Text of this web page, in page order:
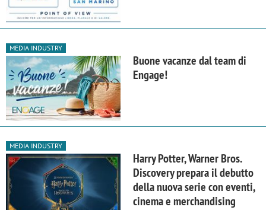
MEDIA INDUSTRY
Buone vacanze dal team di
Engage!
MEDIA INDUSTRY
Harry Potter, Warner Bros.
Discovery prepara il debutto
della nuova serie con eventi,
cinema e merchandising